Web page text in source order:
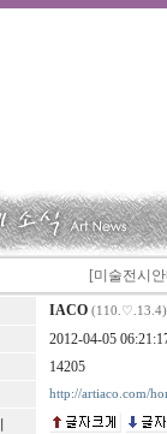
[미술전시
IACO (110.♡.13.4)
2012-04-05
14205
http://artiaco.com/